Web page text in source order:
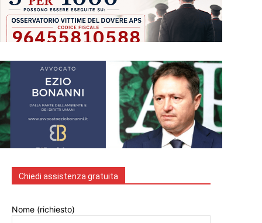
Chiedi assistenza gratuita
Nome (richiesto)